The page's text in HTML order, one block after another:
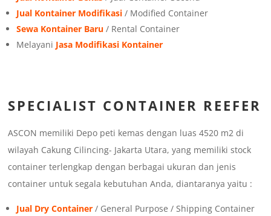
Jual Kontainer Modifikasi / Modified Container
Sewa Kontainer Baru / Rental Container
Melayani Jasa Modifikasi Kontainer
SPECIALIST CONTAINER REEFER
ASCON memiliki Depo peti kemas dengan luas 4520 m2 di
wilayah Cakung Cilincing- Jakarta Utara, yang memiliki stock
container terlengkap dengan berbagai ukuran dan jenis
container untuk segala kebutuhan Anda, diantaranya yaitu :
Jual Dry Container / General Purpose / Shipping Container